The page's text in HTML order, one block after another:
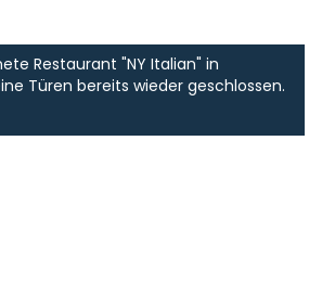
Restaurant "NY Italian" in
Türen bereits wieder geschlossen.